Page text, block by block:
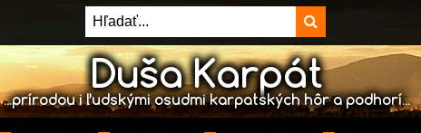
Duša Karpát
...prírodou i ľudskými osudmi karpatských hôr a podhorí...